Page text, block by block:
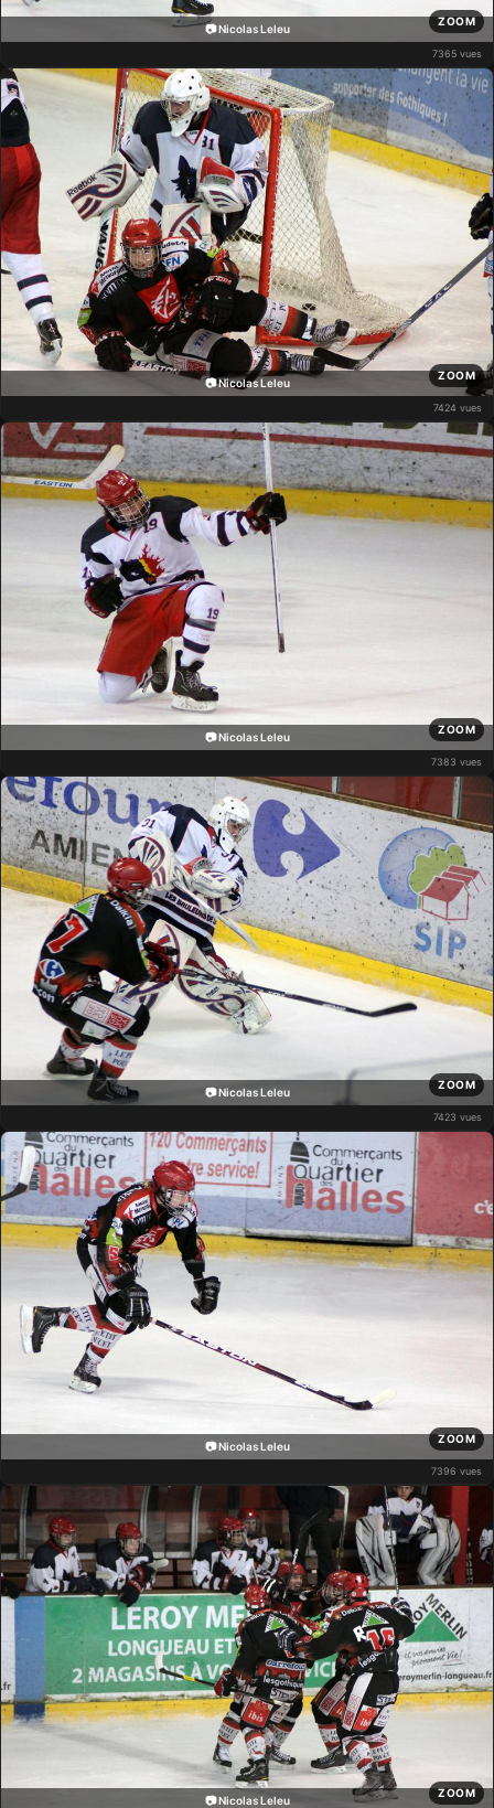
📷 Nicolas Leleu
ZOOM
7365 vues
📷 Nicolas Leleu
ZOOM
7424 vues
📷 Nicolas Leleu
ZOOM
7383 vues
📷 Nicolas Leleu
ZOOM
7423 vues
📷 Nicolas Leleu
ZOOM
7396 vues
📷 Nicolas Leleu
ZOOM